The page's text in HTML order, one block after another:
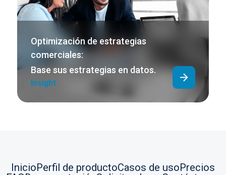
Optimización de estrategias
comerciales:
Base sus estrategias en datos.
Insight
InicioPerfil de productoCasos de usoPrecios